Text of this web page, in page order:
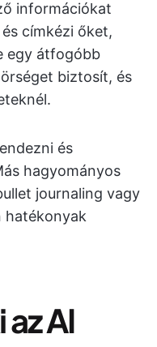
információkat
címkézi őket,
egy átfogóbb
biztosít, és
és
hagyományos
journaling vagy
hatékonyak
AI